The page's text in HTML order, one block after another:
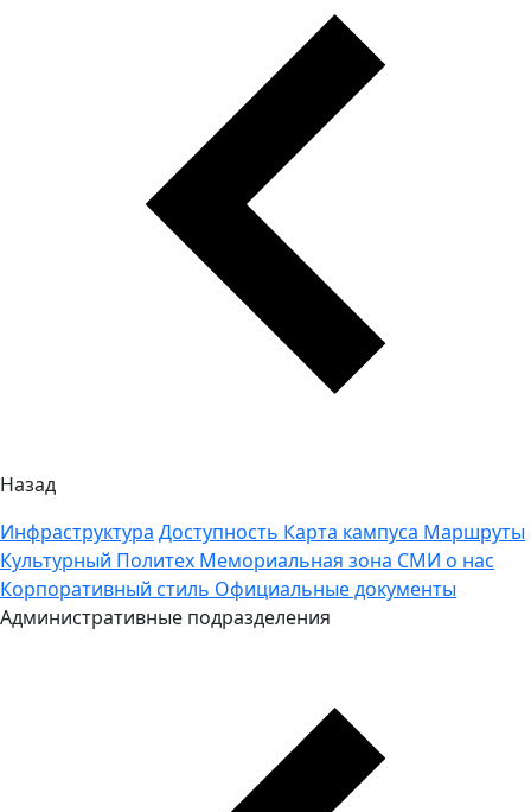
Назад
Инфраструктура Доступность Карта кампуса Маршруты
Культурный Политех Мемориальная зона СМИ о нас
Корпоративный стиль Официальные документы
Административные подразделения